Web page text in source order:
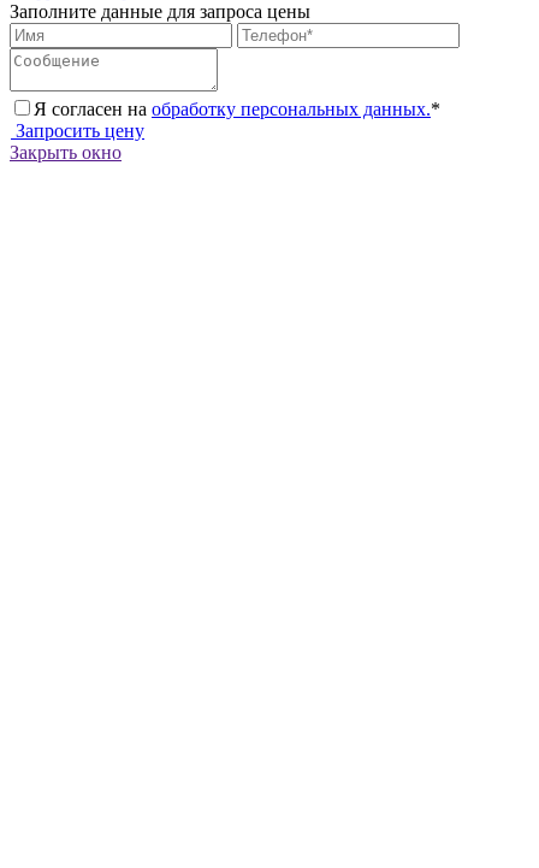
Заполните данные для запроса цены
Я согласен на обработку персональных данных.*
Запросить цену
Закрыть окно